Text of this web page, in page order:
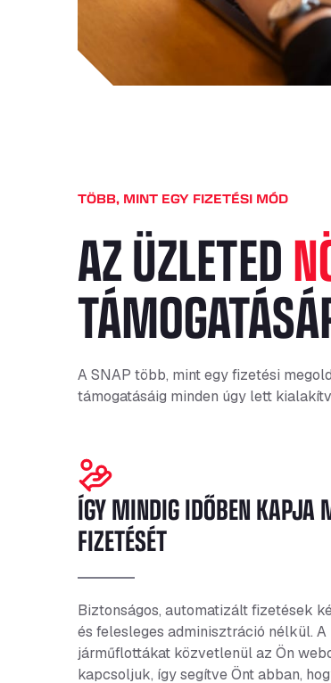
TÖBB, MINT EGY FIZETÉSI MÓD
AZ ÜZLETED
A SNAP több, mint egy fizetési
támogatásáig minden úgy lett
ÍGY MINDIG IDŐBEN KAPJA
FIZETÉSÉT
Biztonságos, automatizált fizetések
és felesleges adminisztráció nélkül. A
járműflottákat közvetlenül az Ön
kapcsoljuk, így segítve Önt abban,